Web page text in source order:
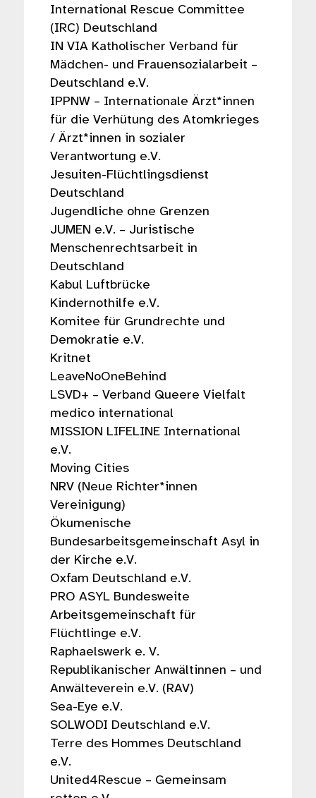
International Rescue Committee
(IRC) Deutschland
IN VIA Katholischer Verband für
Mädchen- und Frauensozialarbeit –
Deutschland e.V.
IPPNW – Internationale Ärzt*innen
für die Verhütung des Atomkrieges
/ Ärzt*innen in sozialer
Verantwortung e.V.
Jesuiten-Flüchtlingsdienst
Deutschland
Jugendliche ohne Grenzen
JUMEN e.V. – Juristische
Menschenrechtsarbeit in
Deutschland
Kabul Luftbrücke
Kindernothilfe e.V.
Komitee für Grundrechte und
Demokratie e.V.
Kritnet
LeaveNoOneBehind
LSVD+ – Verband Queere Vielfalt
medico international
MISSION LIFELINE International
e.V.
Moving Cities
NRV (Neue Richter*innen
Vereinigung)
Ökumenische
Bundesarbeitsgemeinschaft Asyl in
der Kirche e.V.
Oxfam Deutschland e.V.
PRO ASYL Bundesweite
Arbeitsgemeinschaft für
Flüchtlinge e.V.
Raphaelswerk e. V.
Republikanischer Anwältinnen – und
Anwälteverein e.V. (RAV)
Sea-Eye e.V.
SOLWODI Deutschland e.V.
Terre des Hommes Deutschland
e.V.
United4Rescue – Gemeinsam